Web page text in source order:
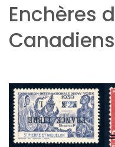
Enchères